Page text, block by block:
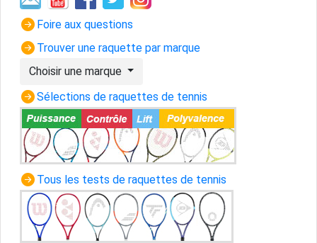
Foire aux questions
Trouver une raquette par marque
Choisir une marque
Sélections de raquettes de tennis
Tous les tests de raquettes de tennis